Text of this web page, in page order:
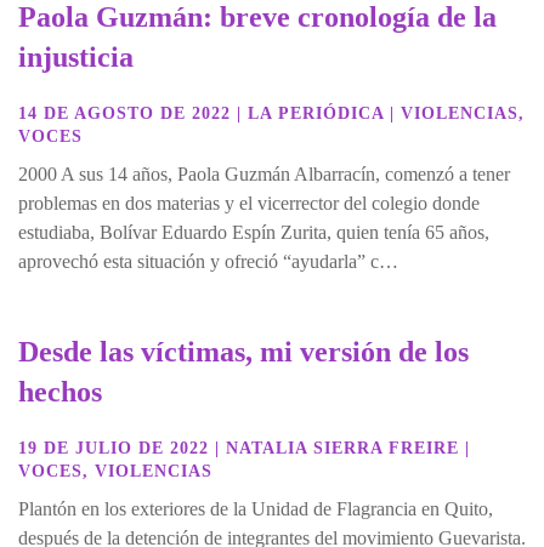
Paola Guzmán: breve cronología de la
injusticia
14 DE AGOSTO DE 2022 LA PERIÓDICA VIOLENCIAS,
VOCES
2000 A sus 14 años, Paola Guzmán Albarracín, comenzó a tener
problemas en dos materias y el vicerrector del colegio donde
estudiaba, Bolívar Eduardo Espín Zurita, quien tenía 65 años,
aprovechó esta situación y ofreció “ayudarla” c…
Desde las víctimas, mi versión de los
hechos
19 DE JULIO DE 2022 | NATALIA SIERRA FREIRE |
VOCES, VIOLENCIAS
Plantón en los exteriores de la Unidad de Flagrancia en Quito,
después de la detención de integrantes del movimiento Guevarista.